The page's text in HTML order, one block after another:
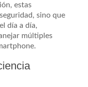
estas
sino que
día a día,
múltiples